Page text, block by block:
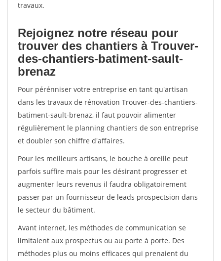
travaux.
Rejoignez notre réseau pour
trouver des chantiers à Trouver-
des-chantiers-batiment-sault-
brenaz
Pour pérénniser votre entreprise en tant qu'artisan
dans les travaux de rénovation Trouver-des-chantiers-
batiment-sault-brenaz, il faut pouvoir alimenter
régulièrement le planning chantiers de son entreprise
et doubler son chiffre d'affaires.
Pour les meilleurs artisans, le bouche à oreille peut
parfois suffire mais pour les désirant progresser et
augmenter leurs revenus il faudra obligatoirement
passer par un fournisseur de leads prospectsion dans
le secteur du bâtiment.
Avant internet, les méthodes de communication se
limitaient aux prospectus ou au porte à porte. Des
méthodes plus ou moins efficaces qui prenaient du